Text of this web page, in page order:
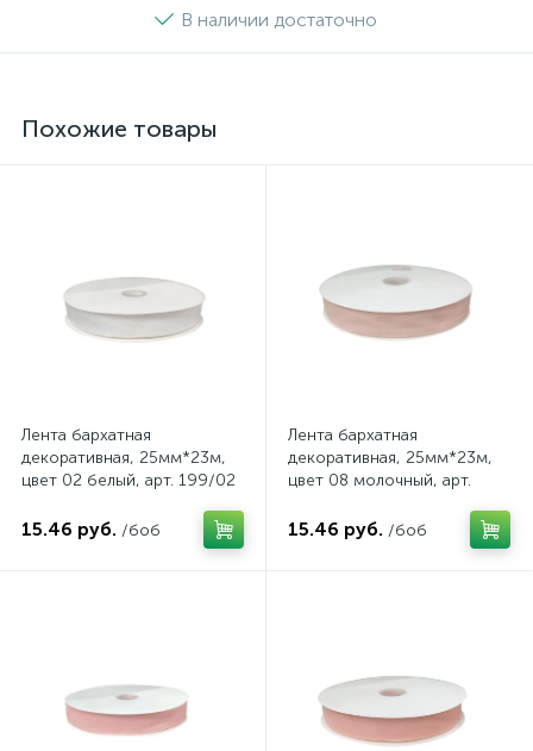
В наличии достаточно
Похожие товары
Лента бархатная
декоративная, 25мм*23м,
цвет 02 белый, арт. 199/02
15.46 руб. /боб
Лента бархатная
декоративная, 25мм*23м,
цвет 08 молочный, арт.
15.46 руб. /боб